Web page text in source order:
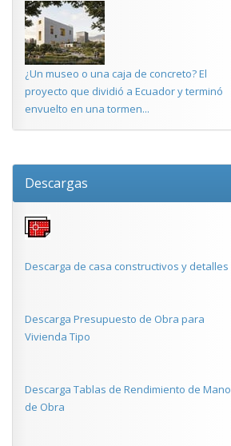
¿Un museo o una caja de concreto? El
proyecto que dividió a Ecuador y terminó
envuelto en una tormen...
Descargas
Descarga de casa constructivos y detalles
Descarga Presupuesto de Obra para
Vivienda Tipo
Descarga Tablas de Rendimiento de Mano
de Obra